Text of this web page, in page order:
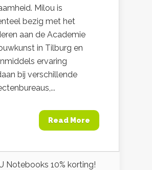
Milou is
bezig met het
aan de Academie
in Tilburg en
ervaring
bij verschillende
Read More
Notebooks 10% korting!